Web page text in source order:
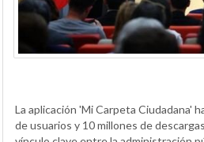
La aplicación 'Mi Carpeta Ciudadana'
de usuarios y 10 millones de